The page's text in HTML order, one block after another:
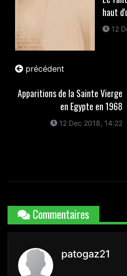
haut
12
précédent
Apparitions de la Sainte Vierge
en Egypte en 1968
12 Dec 2018, 14:22
Commentaires
patogaz21